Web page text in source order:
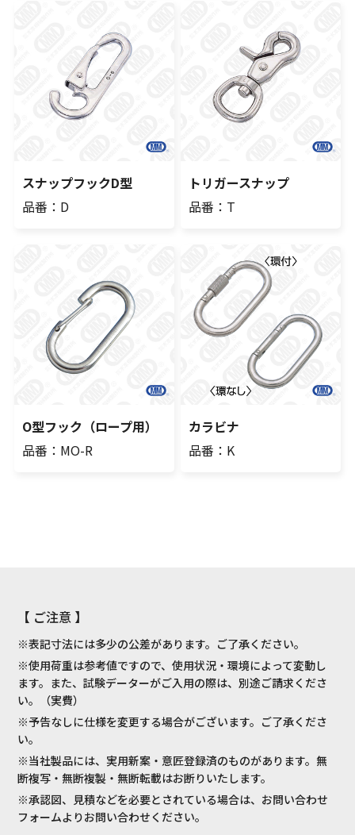
スナップフックD型
品番：D
トリガースナップ
品番：T
O型フック（ロープ用）
品番：MO-R
カラビナ
品番：K
【 ご注意 】
※表記寸法には多少の公差があります。ご了承ください。
※使用荷重は参考値ですので、使用状況・環境によって変動し
ます。また、試験データーがご入用の際は、別途ご請求くださ
い。（実費）
※予告なしに仕様を変更する場合がございます。ご了承くださ
い。
※当社製品には、実用新案・意匠登録済のものがあります。無
断複写・無断複製・無断転載はお断りいたします。
※承認図、見積などを必要とされている場合は、お問い合わせ
フォームよりお問い合わせください。